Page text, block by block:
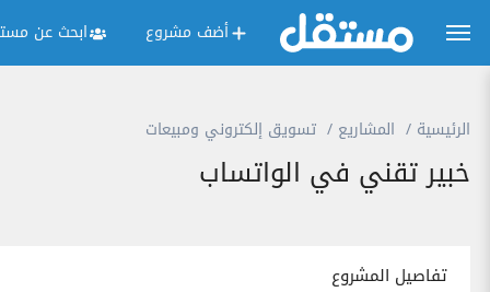
أضف مشروع ابحث عن
الرئيسية المشاريع تسويق إلكتروني ومبيعات
خبير تقني في الواتساب
تفاصيل المشروع